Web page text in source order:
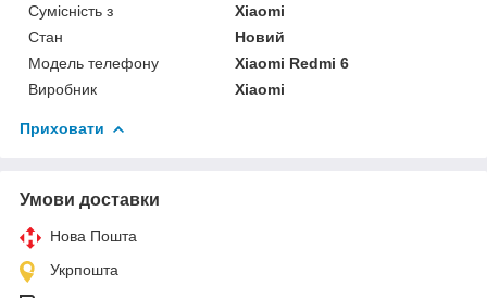
Сумісність з
Xiaomi
Стан
Новий
Модель телефону
Xiaomi Redmi 6
Виробник
Xiaomi
Приховати
Умови доставки
Нова Пошта
Укрпошта